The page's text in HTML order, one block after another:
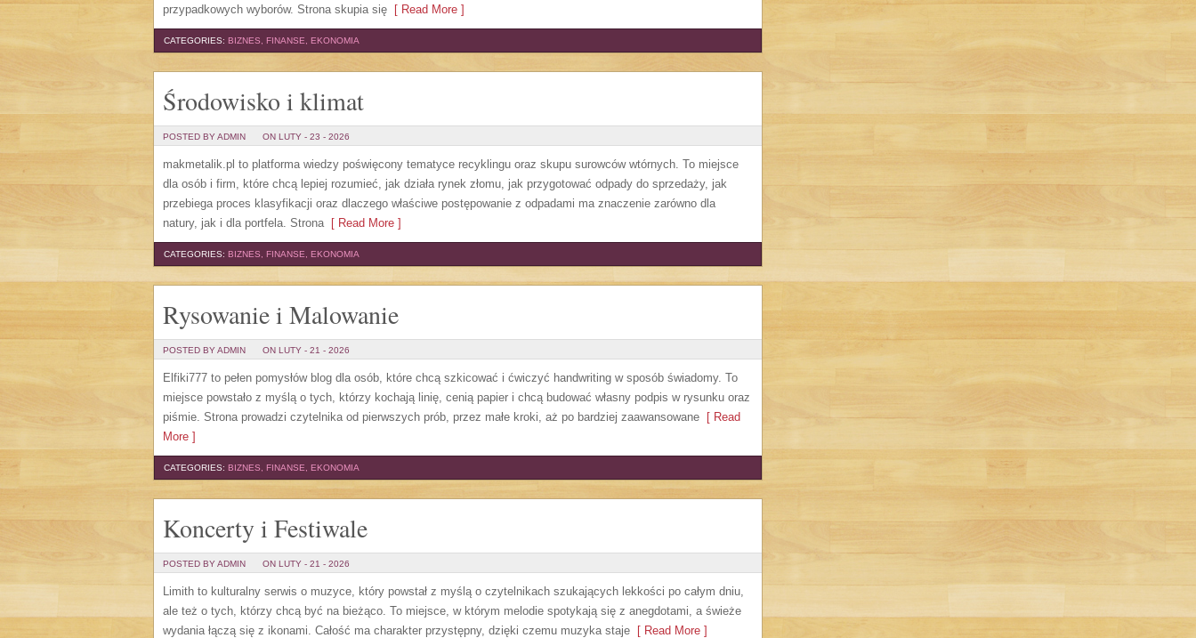
przypadkowych wyborów. Strona skupia się [ Read More ]
CATEGORIES: BIZNES, FINANSE, EKONOMIA
Środowisko i klimat
POSTED BY ADMIN ON LUTY - 23 - 2026
makmetalik.pl to platforma wiedzy poświęcony tematyce recyklingu oraz skupu surowców wtórnych. To miejsce
dla osób i firm, które chcą lepiej rozumieć, jak działa rynek złomu, jak przygotować odpady do sprzedaży, jak
przebiega proces klasyfikacji oraz dlaczego właściwe postępowanie z odpadami ma znaczenie zarówno dla
natury, jak i dla portfela. Strona[ Read More ]
CATEGORIES: BIZNES, FINANSE, EKONOMIA
Rysowanie i Malowanie
POSTED BY ADMIN ON LUTY - 21 - 2026
Elfiki777 to pełen pomysłów blog dla osób, które chcą szkicować i ćwiczyć handwriting w sposób świadomy. To
miejsce powstało z myślą o tych, którzy kochają linię, cenią papier i chcą budować własny podpis w rysunku oraz
piśmie. Strona prowadzi czytelnika od pierwszych prób, przez małe kroki, aż po bardziej zaawansowane [ Read
More ]
CATEGORIES: BIZNES, FINANSE, EKONOMIA
Koncerty i Festiwale
POSTED BY ADMIN ON LUTY - 21 - 2026
Limith to kulturalny serwis o muzyce, który powstał z myślą o czytelnikach szukających lekkości po całym dniu,
ale też o tych, którzy chcą być na bieżąco. To miejsce, w którym melodie spotykają się z anegdotami, a świeże
wydania łączą się z ikonami. Całość ma charakter przystępny, dzięki czemu muzyka staje [ Read More ]